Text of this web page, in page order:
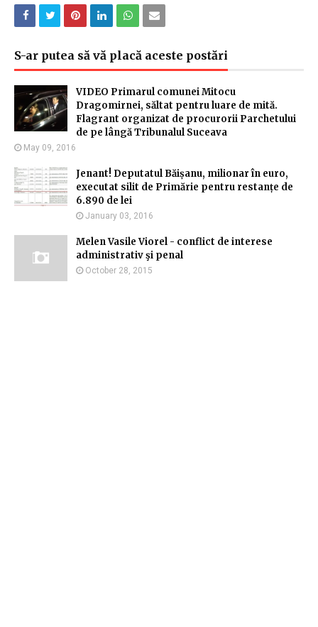
S-ar putea să vă placă aceste postări
VIDEO Primarul comunei Mitocu
Dragomirnei, săltat pentru luare de mită.
Flagrant organizat de procurorii Parchetului
de pe lângă Tribunalul Suceava
May 09, 2016
Jenant! Deputatul Băișanu, milionar în euro,
executat silit de Primărie pentru restanțe de
6.890 de lei
January 03, 2016
Melen Vasile Viorel - conflict de interese
administrativ şi penal
October 28, 2015